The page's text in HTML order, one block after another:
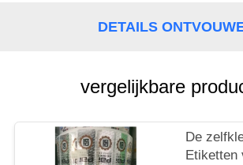
SITEMAP
PRIVACY
DETAILS
vergelijkbare
De
Etiketten